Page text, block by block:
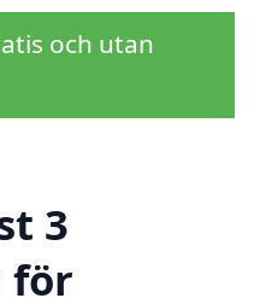
och utan
3
för